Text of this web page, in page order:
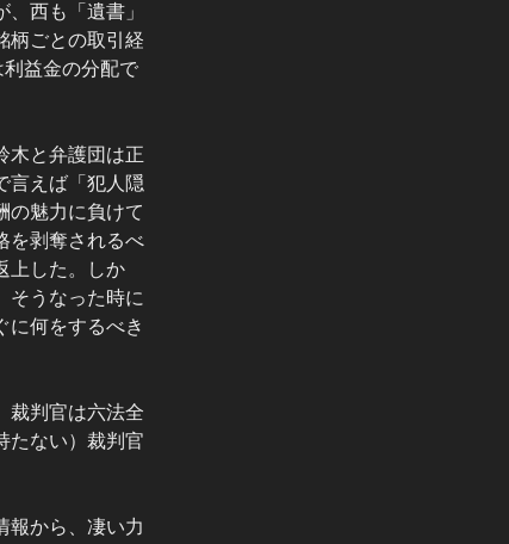
西も「遺書」
柄ごとの取引経
益金の分配で
木と弁護団は正
言えば「犯人隠
の魅力に負けて
を剥奪されるべ
上した。しか
そうなった時に
に何をするべき
裁判官は六法全
たない）裁判官
報から、凄い力